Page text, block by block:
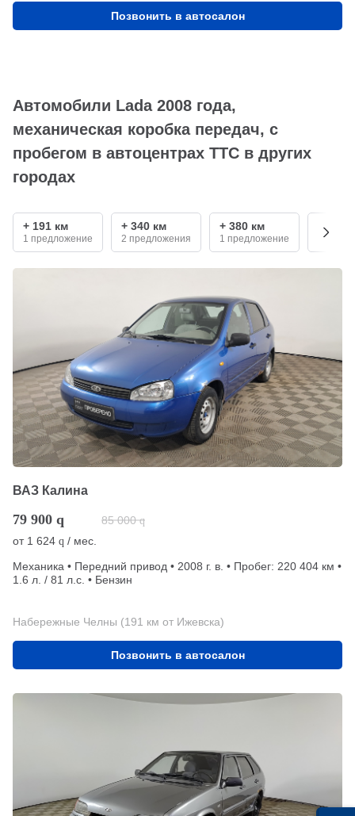
Позвонить в автосалон
Автомобили Lada 2008 года,
механическая коробка передач, с
пробегом в автоцентрах ТТС в других
городах
+ 191 км
1 предложение
+ 340 км
2 предложения
+ 380 км
1 предложение
+ 550
1
ВАЗ Калина
79 900 q 85 000 q
от 1 624 q / мес.
Механика • Передний привод • 2008 г. в. • Пробег: 220 404 км •
1.6 л. / 81 л.с. • Бензин
Набережные Челны (191 км от Ижевска)
Позвонить в автосалон